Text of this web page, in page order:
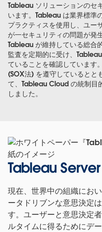
Tableau ソリューションのセ
います。Tableau は業界標準
プラクティスを使用し、ユー
が一セキュリティの問題が発
Tableau が維持している総合
監査を定期的に受け、
ていることを確認しています
(SOX法) を遵守しているとと
て、Tableau Cloud の統制目
しました。
Tableau
現在、世界中の組織にお
ータドリブンな意思決定
す。ユーザーと意思決定
ルタイムに得るためにデ